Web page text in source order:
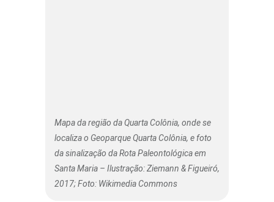
Mapa da região da Quarta Colônia, onde se
localiza o Geoparque Quarta Colônia, e foto
da sinalização da Rota Paleontológica em
Santa Maria – Ilustração: Ziemann & Figueiró,
2017; Foto: Wikimedia Commons